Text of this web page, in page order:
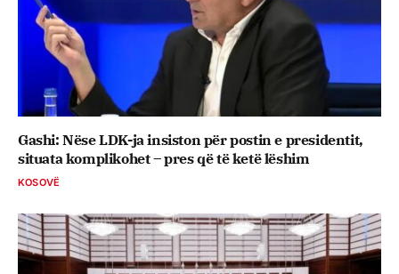
Gashi: Nëse LDK-ja insiston për postin e presidentit,
situata komplikohet – pres që të ketë lëshim
KOSOVË